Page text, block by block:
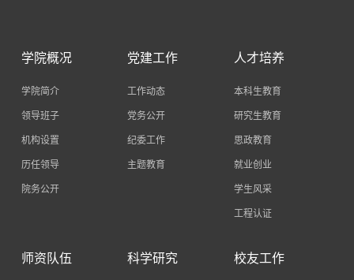
学院概况
学院简介
领导班子
机构设置
历任领导
院务公开
党建工作
工作动态
党务公开
纪委工作
主题教育
人才培养
本科生教育
研究生教育
思政教育
就业创业
学生风采
工程认证
师资队伍 科学研究 校友工作